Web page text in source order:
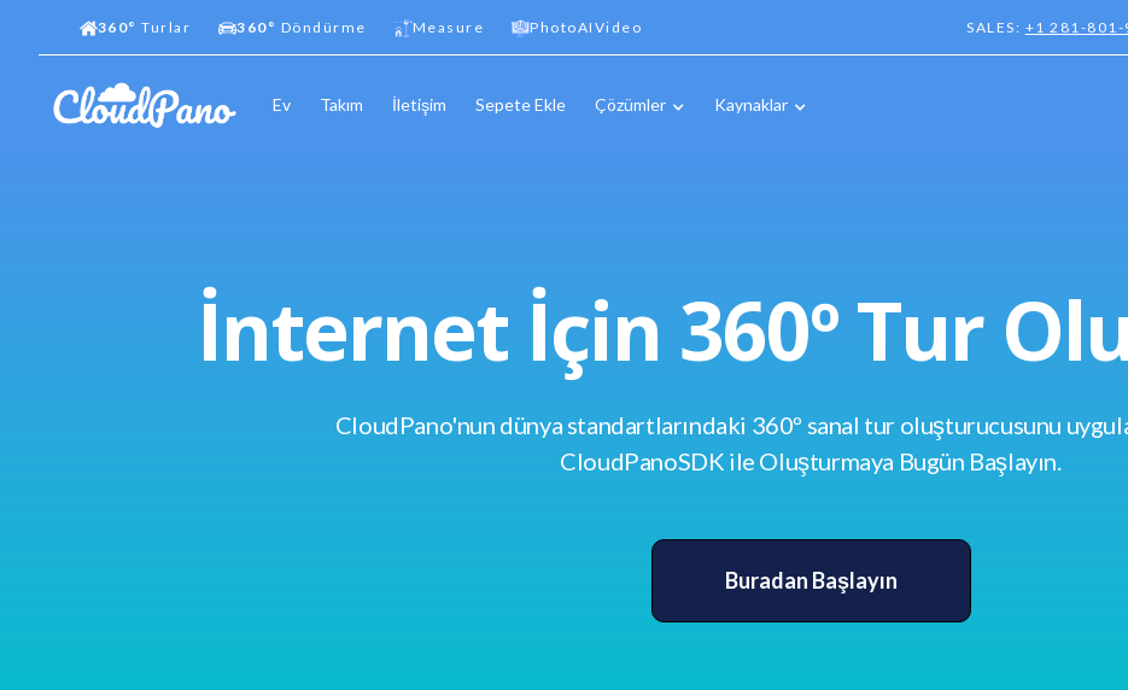
360° Turlar 360° Döndürme Measure PhotoAIVideo SALES: +1 281-801-
Ev Takım İletişim Sepete Ekle Çözümler Kaynaklar
İnternet İçin 360º Tur
CloudPano'nun dünya standartlarındaki 360º sanal tur oluşturucusunu
CloudPanoSDK ile Oluşturmaya Bugün Başlayın.
Buradan Başlayın